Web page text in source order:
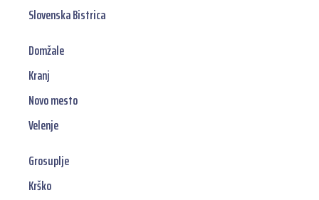
Slovenska Bistrica
Domžale
Kranj
Novo mesto
Velenje
Grosuplje
Krško